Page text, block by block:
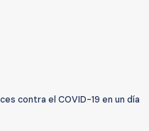
contra el COVID-19 en un día